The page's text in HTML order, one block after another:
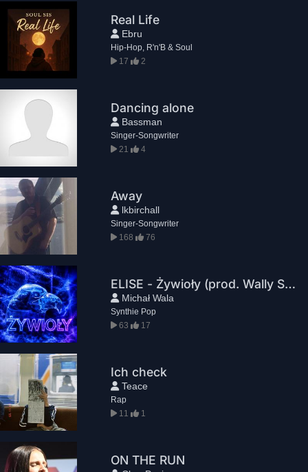
Real Life
Ebru
Hip-Hop, R'n'B & Soul
17
2
Dancing alone
Bassman
Singer-Songwriter
21
4
Away
lkbirchall
Singer-Songwriter
168
76
ELISE - Żywioły (prod. Wally Studio)
Michał Wala
Synthie Pop
63
17
Ich check
Teace
Rap
11
1
ON THE RUN